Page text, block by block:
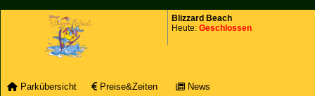
Blizzard Beach
Heute: Geschlossen
Parkübersicht Preise&Zeiten News